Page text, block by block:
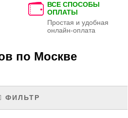
ВСЕ СПОСОБЫ
ОПЛАТЫ
Простая и удобная
онлайн-оплата
по Москве
ФИЛЬТР